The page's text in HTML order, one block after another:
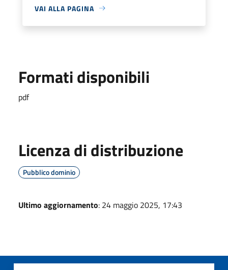
VAI ALLA PAGINA
Formati disponibili
pdf
Licenza di distribuzione
Pubblico dominio
Ultimo aggiornamento: 24 maggio 2025, 17:43